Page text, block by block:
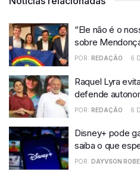
“Ele não é o
sobre
POR: REDAÇÃO 6
Raquel Lyra
defende
POR: REDAÇÃO 6
Disney+ pode
saiba o que
POR: DAYVSON